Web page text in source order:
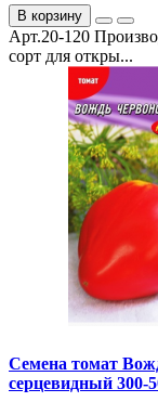
В корзину
Арт.20-120
сорт для откры...
Семена томат
серцевидный 300-